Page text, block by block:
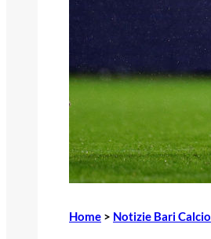
Home > Notizie Bari Calcio